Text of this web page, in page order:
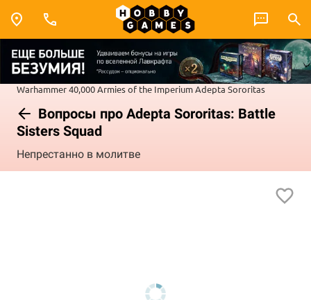
Warhammer 40,000Armies of the ImperiumAdepta Sororitas
Вопросы про Adepta Sororitas: Battle
Sisters Squad
Непрестанно в молитве